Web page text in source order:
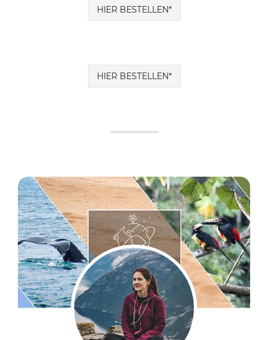
HIER BESTELLEN*
HIER BESTELLEN*